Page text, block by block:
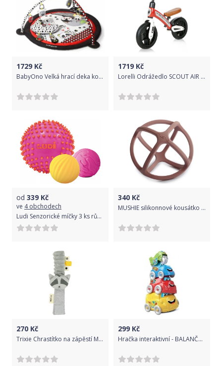
1729 Kč
BabyOno Velká hrací deka kontrastní C-MORE - Panda
1719 Kč
Lorelli Odrážedlo SCOUT AIR RED
od 339 Kč
ve 4 obchodech
Ludi Senzorické míčky 3 ks růžové
340 Kč
MUSHIE silikonnové kousátko BALL, Woodchuck
270 Kč
Trixie Chrastítko na zápěstí Mr. Raccoon 2021
299 Kč
Hračka interaktivní - BALANČNÍ VĚŽ AUTÍČKA barevná - Tulimi